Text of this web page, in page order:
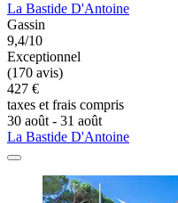
La Bastide D'Antoine
Gassin
9,4/10
Exceptionnel
(170 avis)
427 €
taxes et frais compris
30 août - 31 août
La Bastide D'Antoine